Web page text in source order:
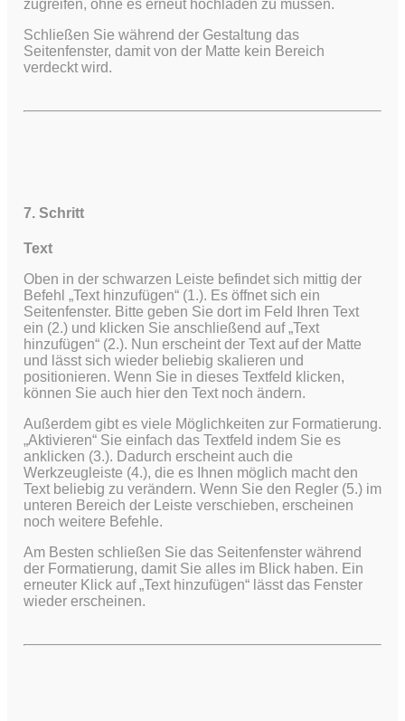
zugreifen, ohne es erneut hochladen zu müssen.
Schließen Sie während der Gestaltung das
Seitenfenster, damit von der Matte kein Bereich
verdeckt wird.
7. Schritt
Text
Oben in der schwarzen Leiste befindet sich mittig der
Befehl „Text hinzufügen“ (1.). Es öffnet sich ein
Seitenfenster. Bitte geben Sie dort im Feld Ihren Text
ein (2.) und klicken Sie anschließend auf „Text
hinzufügen“ (2.). Nun erscheint der Text auf der Matte
und lässt sich wieder beliebig skalieren und
positionieren. Wenn Sie in dieses Textfeld klicken,
können Sie auch hier den Text noch ändern.
Außerdem gibt es viele Möglichkeiten zur Formatierung.
„Aktivieren“ Sie einfach das Textfeld indem Sie es
anklicken (3.). Dadurch erscheint auch die
Werkzeugleiste (4.), die es Ihnen möglich macht den
Text beliebig zu verändern. Wenn Sie den Regler (5.) im
unteren Bereich der Leiste verschieben, erscheinen
noch weitere Befehle.
Am Besten schließen Sie das Seitenfenster während
der Formatierung, damit Sie alles im Blick haben. Ein
erneuter Klick auf „Text hinzufügen“ lässt das Fenster
wieder erscheinen.